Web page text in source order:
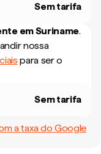
Sem tarifa
emSuriname.
nossa
para ser o
Sem tarifa
a taxa do Google